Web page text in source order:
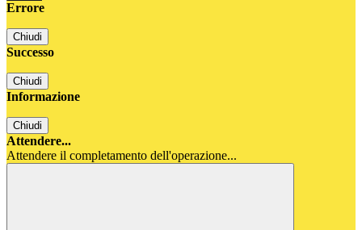
Errore
Chiudi
Successo
Chiudi
Informazione
Chiudi
Attendere...
Attendere il completamento dell'operazione...